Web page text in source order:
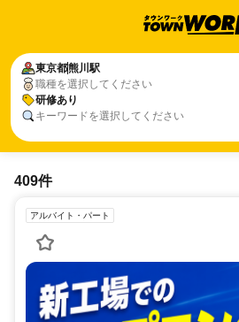
東京都熊川駅
職種を選択してください
研修あり
キーワードを選択してください
409件
アルバイト・パート